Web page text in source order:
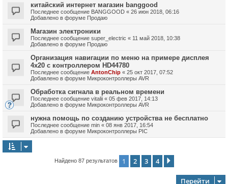
китайский интернет магазин banggood
Последнее сообщение BANGGOOD « 26 июн 2018, 06:16
Добавлено в форуме Продаю
Магазин электроники
Последнее сообщение super_electric « 11 май 2018, 10:38
Добавлено в форуме Продаю
Организация навигации по меню на примере дисплея
4х20 с контроллером HD44780
Последнее сообщение AntonChip « 25 окт 2017, 07:52
Добавлено в форуме Микроконтроллеры AVR
Обработка сигнала в реальном времени
Последнее сообщение vitalii « 05 фев 2017, 14:13
Добавлено в форуме Микроконтроллеры AVR
нужна помощь по созданию устройства не бесплатно
Последнее сообщение min « 08 янв 2017, 16:54
Добавлено в форуме Микроконтроллеры PIC
Найдено 87 результатов 1 2 3 4
Перейти